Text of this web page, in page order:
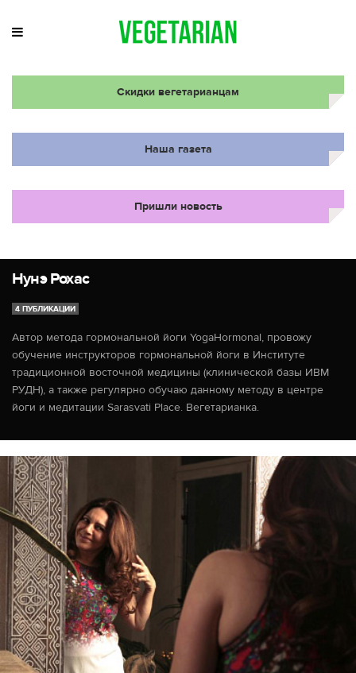
Скидки вегетарианцам
Наша газета
Пришли новость
Нунэ Рохас
4 ПУБЛИКАЦИИ
Автор метода гормональной йоги YogaHormonal, провожу
обучение инструкторов гормональной йоги в Институте
традиционной восточной медицины (клинической базы ИВМ
РУДН), а также регулярно обучаю данному методу в центре
йоги и медитации Sarasvati Place. Вегетарианка.